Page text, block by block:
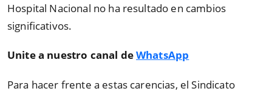
Hospital Nacional no ha resultado en cambios
significativos.
Unite a nuestro canal deWhatsApp
Para hacer frente a estas carencias, el Sindicato